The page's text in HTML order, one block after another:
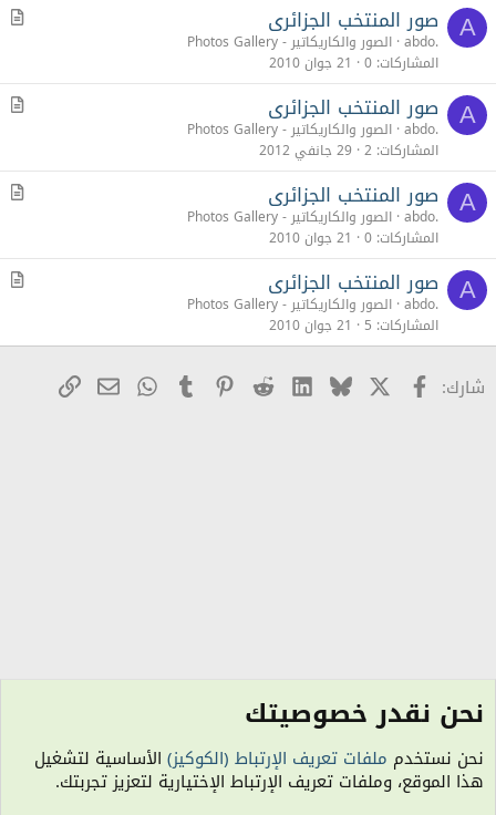
A
ل
صور المنتخب الجزائرى
abdo. الصور والكاريكاتير - Photos Gallery
المشاركات 0 21 جوان 2010
A
ل
صور المنتخب الجزائرى
abdo. الصور والكاريكاتير - Photos Gallery
المشاركات 2 29 جانفي 2012
A
ل
صور المنتخب الجزائرى
abdo. الصور والكاريكاتير - Photos Gallery
المشاركات 0 21 جوان 2010
A
ل
صور المنتخب الجزائرى
abdo. الصور والكاريكاتير - Photos Gallery
المشاركات 5 21 جوان 2010
شارك: Facebook
X
Bluesky
LinkedIn
Reddit
Pinterest
Tumblr
WhatsApp
البريدرابط
الصور والكاريكاتير - Photos Gallery
الكوكيز
نحن نقدر خصوصيتك
نحن نستخدم ملفات تعريف الإرتباط (الكوكيز) الأساسية لتشغيل
هذا الموقع، وملفات تعريف الإرتباط الإختيارية لتعزيز تجربتك.